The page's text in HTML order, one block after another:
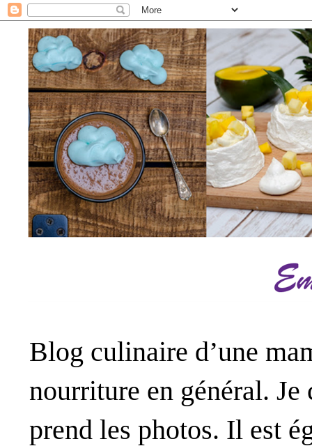
Blog culinaire d’une
nourriture en général.
prend les photos. Il est